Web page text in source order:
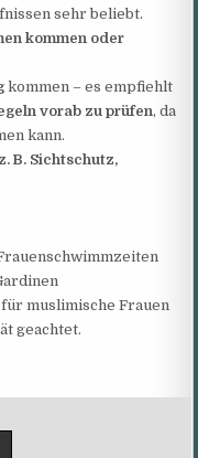
sehr beliebt.
kommen oder
kommen – es empfiehlt
vorab zu prüfen, da
kann.
B. Sichtschutz,
muslimische Frauen
geachtet.